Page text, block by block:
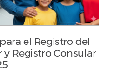
el Registro del
Registro Consular